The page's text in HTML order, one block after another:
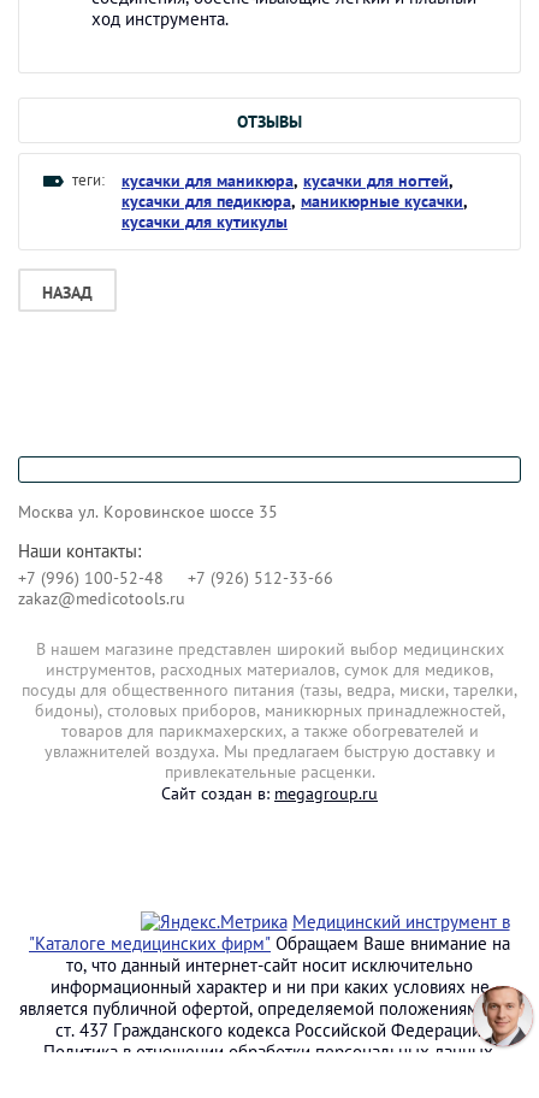
ход инструмента.
ОТЗЫВЫ
теги: кусачки для маникюра, кусачки для ногтей,
кусачки для педикюра, маникюрные кусачки,
кусачки для кутикулы
НАЗАД
Москва ул. Коровинское шоссе 35
Наши контакты:
+7 (996) 100-52-48
+7 (926) 512-33-66
zakaz@medicotools.ru
В нашем магазине представлен широкий выбор медицинских
инструментов, расходных материалов, сумок для медиков,
посуды для общественного питания (тазы, ведра, миски, тарелки,
бидоны), столовых приборов, маникюрных принадлежностей,
товаров для парикмахерских, а также обогревателей и
увлажнителей воздуха. Мы предлагаем быструю доставку и
привлекательные расценки.
Сайт создан в: megagroup.ru
Медицинский инструмент в
"Каталоге медицинских фирм" Обращаем Ваше внимание на
то, что данный интернет-сайт носит исключительно
информационный характер и ни при каких условиях не
является публичной офертой, определяемой положениями ч. 2
ст. 437 Гражданского кодекса Российской Федерации.
Политика в отношении обработки персональных данных.